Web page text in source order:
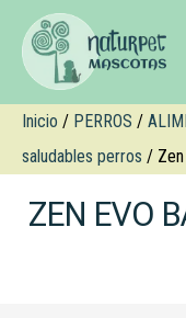
Inicio / PERROS /
saludables perros / Zen
ZEN EVO